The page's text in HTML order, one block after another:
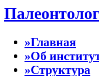
»Главная
»Об
»Структура